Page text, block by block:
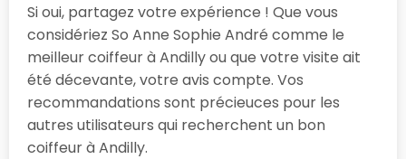
Si oui, partagez votre expérience ! Que vous
considériez So Anne Sophie André comme le
meilleur coiffeur à Andilly ou que votre visite ait
été décevante, votre avis compte. Vos
recommandations sont précieuces pour les
autres utilisateurs qui recherchent un bon
coiffeur à Andilly.